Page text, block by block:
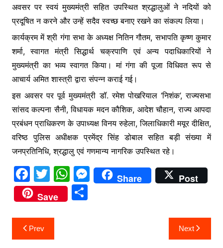
अवसर पर स्वयं मुख्यमंत्री सहित उपस्थित श्रद्धालुओं ने नदियों को
प्रदूषित न करने और उन्हें सदैव स्वच्छ बनाए रखने का संकल्प लिया।
कार्यक्रम में श्री गंगा सभा के अध्यक्ष नितिन गौतम, सभापति कृष्ण कुमार
शर्मा, स्वागत मंत्री सिद्धार्थ चक्रपाणि एवं अन्य पदाधिकारियों ने
मुख्यमंत्री का भव्य स्वागत किया। मां गंगा की पूजा विधिवत रूप से
आचार्य अमित शास्त्री द्वारा संपन्न कराई गई।
इस अवसर पर पूर्व मुख्यमंत्री डॉ. रमेश पोखरियाल ‘निशंक’, राज्यसभा
सांसद कल्पना सैनी, विधायक मदन कौशिक, आदेश चौहान, राज्य आपदा
प्रबंधन प्राधिकरण के उपाध्यक्ष विनय रुहेला, जिलाधिकारी मयूर दीक्षित,
वरिष्ठ पुलिस अधीक्षक प्रमेंद्र सिंह डोबाल सहित बड़ी संख्या में
जनप्रतिनिधि, श्रद्धालु एवं गणमान्य नागरिक उपस्थित रहे।
F
a
c
e
b
T
w
itt
er
W
h
at
M
e
Share
Post
Save
S
Post
navigation
Prev Next